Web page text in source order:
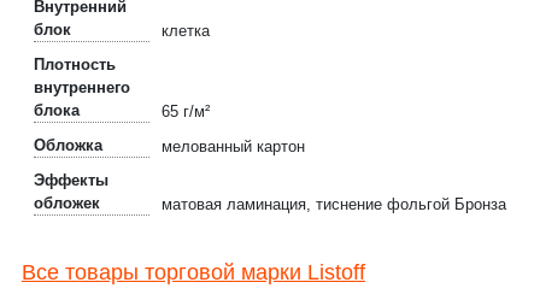
Внутренний
блок
клетка
Плотность
внутреннего
блока
65 г/м²
Обложка
мелованный картон
Эффекты
обложек
матовая ламинация, тиснение фольгой Бронза
Все товары торговой марки Listoff